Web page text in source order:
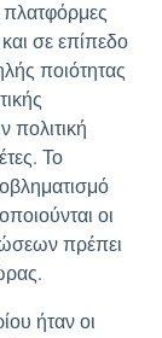
πλατφόρμες
σε επίπεδο
ποιότητας
πολιτική
Το
οι
πρέπει
ήταν οι